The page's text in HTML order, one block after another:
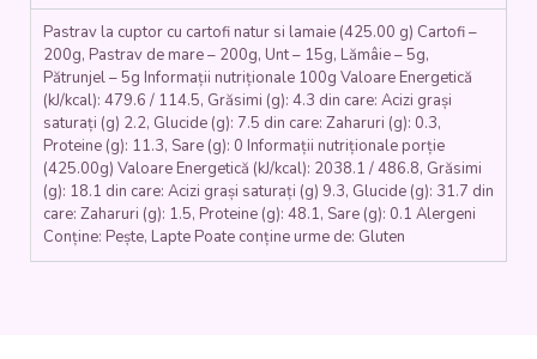
LĂMÂIE
(pastrav,
cartofi,
patrunjel,
lamaie)
Pastrav la cuptor cu cartofi natur si lamaie (425.00 g) Cartofi –
200g, Pastrav de mare – 200g, Unt – 15g, Lămâie – 5g,
Pătrunjel – 5g Informații nutriționale 100g Valoare Energetică
(kJ/kcal): 479.6 / 114.5, Grăsimi (g): 4.3 din care: Acizi grași
saturați (g) 2.2, Glucide (g): 7.5 din care: Zaharuri (g): 0.3,
Proteine (g): 11.3, Sare (g): 0 Informații nutriționale porție
(425.00g) Valoare Energetică (kJ/kcal): 2038.1 / 486.8, Grăsimi
(g): 18.1 din care: Acizi grași saturați (g) 9.3, Glucide (g): 31.7 din
care: Zaharuri (g): 1.5, Proteine (g): 48.1, Sare (g): 0.1 Alergeni
Conține: Pește, Lapte Poate conține urme de: Gluten